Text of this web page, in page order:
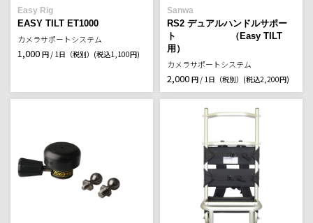
Easy Rig
EASY TILT ET1000
カメラサポートシステム
1,000 円 / 1日（税別） (税込1,100円)
Sanwa
RS2 デュアルハンドルサポー
ト （Easy TILT
用）
カメラサポートシステム
2,000 円 / 1日（税別） (税込2,200円)